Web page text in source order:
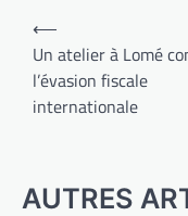
Navigation
de
l’article
⟵
Un atelier à Lomé
l’évasion fiscale
internationale
AUTRES